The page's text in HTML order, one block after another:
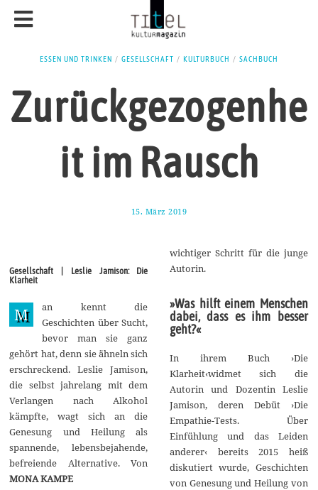
ESSEN UND TRINKEN / GESELLSCHAFT / KULTURBUCH / SACHBUCH
Zurückgezogenhe
it im Rausch
15. März 2019
ä
z
1
9
Gesellschaft | Leslie Jamison: Die
Klarheit
M
an kennt die
Geschichten über Sucht,
bevor man sie ganz
gehört hat, denn sie ähneln sich
erschreckend. Leslie Jamison,
die selbst jahrelang mit dem
Verlangen nach Alkohol
kämpfte, wagt sich an die
Genesung und Heilung als
spannende, lebensbejahende,
befreiende Alternative. Von
MONA KAMPE
wichtiger Schritt für die junge
Autorin.
»Was hilft einem Menschen
dabei, dass es ihm besser
geht?«
In ihrem Buch ›Die
Klarheit‹widmet sich die
Autorin und Dozentin Leslie
Jamison, deren Debüt ›Die
Empathie-Tests. Über
Einfühlung und das Leiden
anderer‹ bereits 2015 heiß
diskutiert wurde, Geschichten
von Genesung und Heilung von